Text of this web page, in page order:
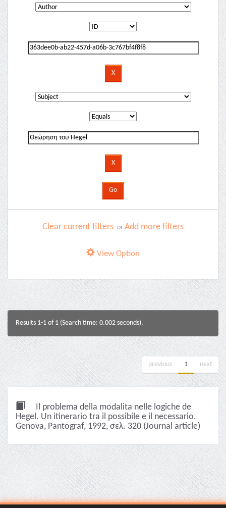
Clear current filters or Add more filters
View Option
Results 1-1 of 1 (Search time: 0.002 seconds).
previous 1 next
Il problema della modalita nelle logiche de
Hegel. Un itinerario tra il possibile e il necessario.
Genova, Pantograf, 1992, σελ. 320 (Journal article)